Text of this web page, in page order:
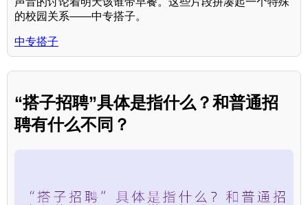
的校园关系——中专搭子。
中专搭子
“搭子招聘”具体是指什么？和普通招
聘有什么不同？